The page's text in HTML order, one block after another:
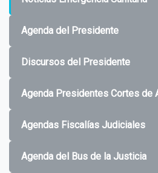
Agenda del Presidente
Discursos del Presidente
Agenda Presidentes Cortes de
Agendas Fiscalías Judiciales
Agenda del Bus de la Justicia